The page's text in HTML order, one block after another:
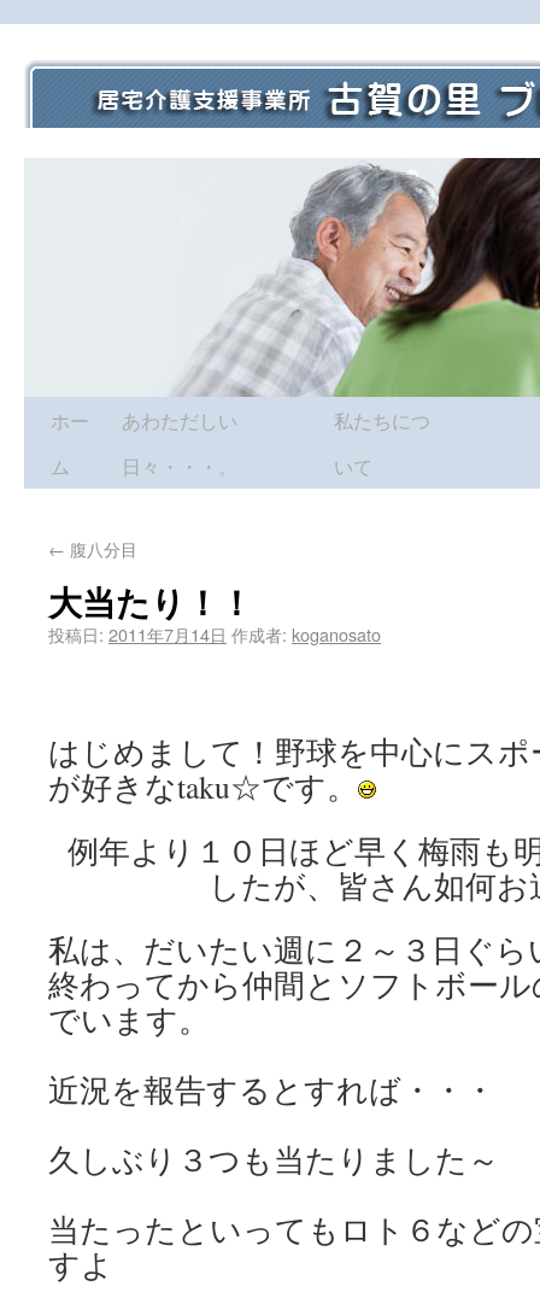
ホー
ム
あわただしい
日々・・・。
私たちにつ
いて
← 腹八分目
大当たり！！
投稿日: 2011年7月14日 作成者: koganosato
はじめまして！野球を中心にスポ
が好きなtaku☆です。
例年より１０日ほど早く梅雨も
したが、皆さん如何
私は、だいたい週に２～３日ぐ
終わってから仲間とソフトボー
でいます。
近況を報告するとすれば・・・
久しぶり３つも当たりました～
当たったといってもロト６など
すよ